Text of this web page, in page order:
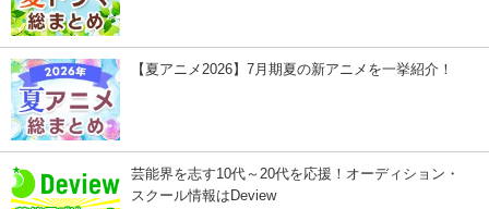
【夏アニメ2026】7月期夏の新アニメを一挙紹介！
芸能界を志す10代～20代を応援！オーディション・
スクール情報はDeview